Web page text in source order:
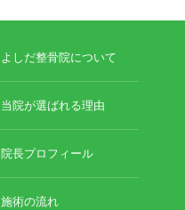
よしだ整骨院について
当院が選ばれる理由
院長プロフィール
施術の流れ